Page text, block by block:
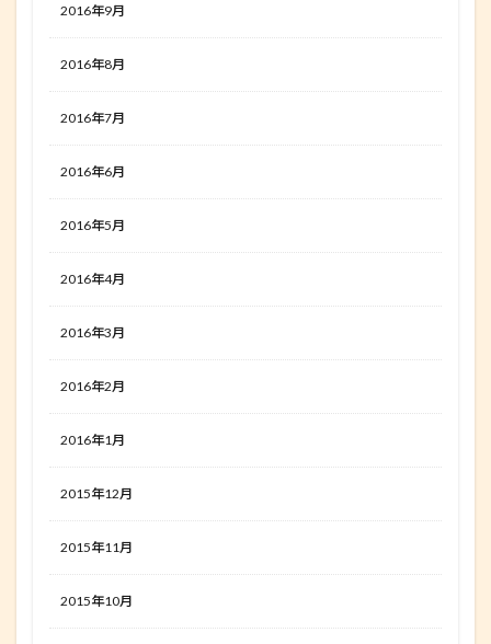
2016年9月
2016年8月
2016年7月
2016年6月
2016年5月
2016年4月
2016年3月
2016年2月
2016年1月
2015年12月
2015年11月
2015年10月